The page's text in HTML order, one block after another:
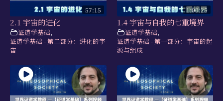
57:15
2.1 宇宙的进化
证道学基础,
证道学基础 - 第二部分：进化的宇
宙
1:00:25
1.4 宇宙与自我的七重境界
证道学基础,
证道学基础 - 第一部分：宇宙的起
源与组成